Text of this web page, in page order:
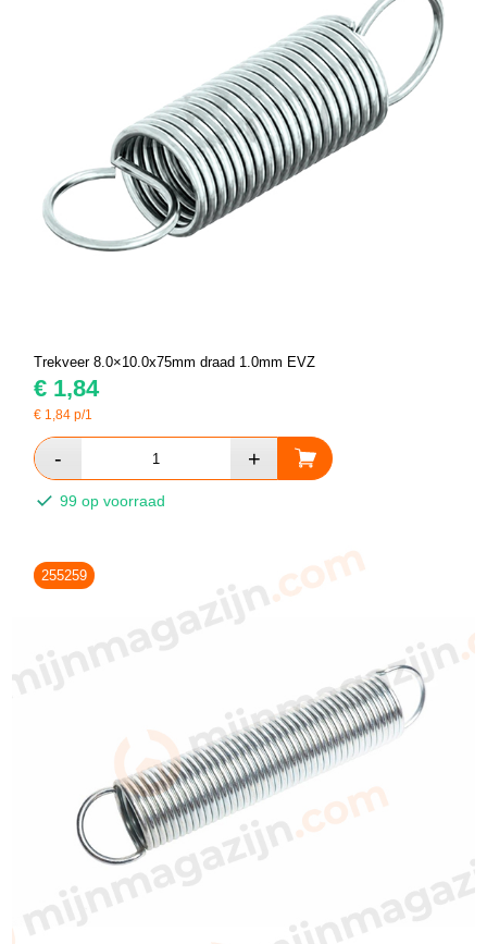
Trekveer 8.0×10.0x75mm draad 1.0mm EVZ
€ 1,84
€ 1,84 p/1
99 op voorraad
255259